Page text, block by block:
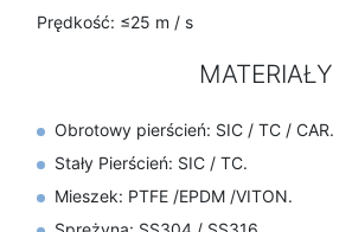
Prędkość: ≤25 m / s
MATERIAŁY
Obrotowy pierścień: SIC / TC / CAR.
Stały Pierścień: SIC / TC.
Mieszek: PTFE /EPDM /VITON.